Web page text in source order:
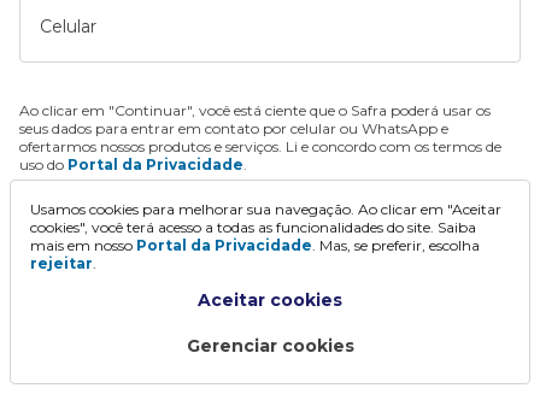
Celular
Ao clicar em "Continuar", você está ciente que o Safra poderá usar os
seus dados para entrar em contato por celular ou WhatsApp e
ofertarmos nossos produtos e serviços. Li e concordo com os termos de
uso do Portal da Privacidade.
Continuar
Usamos cookies para melhorar sua navegação. Ao clicar em "Aceitar
cookies", você terá acesso a todas as funcionalidades do site. Saiba
mais em nosso Portal da Privacidade. Mas, se preferir, escolha
rejeitar.
Aceitar cookies
Gerenciar cookies